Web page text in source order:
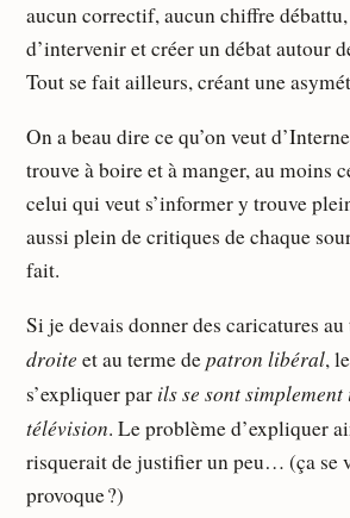
aucun correctif, aucun chiffre
d’intervenir et créer un débat autour
Tout se fait ailleurs, créant une
On a beau dire ce qu’on veut
trouve à boire et à manger, au moins
celui qui veut s’informer y trouve
aussi plein de critiques de chaque
fait.
Si je devais donner des caricatures
droite et au terme depatron libéral,
s’expliquer par ils se sont
télévision. Le problème d’expliquer
risquerait de justifier un peu… (ça se
provoque ?)